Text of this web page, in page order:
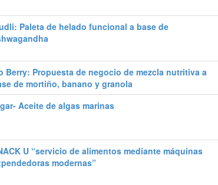
Paleta de helado funcional a base de
Berry: Propuesta de negocio de mezcla nutritiva a
de mortiño, banano y granola
Aceite de algas marinas
U “servicio de alimentos mediante máquinas
modernas”